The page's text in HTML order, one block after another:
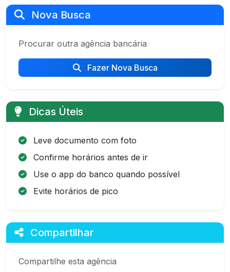
Nova Busca
Procurar outra agência bancária
Fazer Nova Busca
Dicas Úteis
Leve documento com foto
Confirme horários antes de ir
Use o app do banco quando possível
Evite horários de pico
Compartilhar
Compartilhe esta agência